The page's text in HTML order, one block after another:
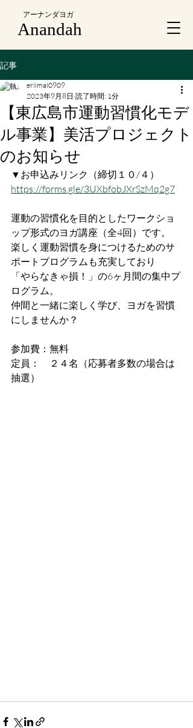
Anandah
アーナンダヨガ
記事
【東広島市運動習慣化モデ
ル事業】美活プロジェクト
のお知らせ
eriimai0909
2023年9月8日 読了時間: 1分
▼お申込みリンク（締切１０/４）
https://forms.gle/3UXbfobJXrSzMq2g7
運動の習慣化を目的としたワークショ
ップ形式のヨガ講座（全4回）です。
楽しく運動習慣を身につけるためのサ
ポートプログラムも充実しており
「やらなきゃ損！」の6ヶ月間の集中プ
ログラム。
仲間と一緒に楽しく学び、ヨガを習慣
にしませんか？
参加費：無料
定員：　２４名（応募者多数の場合は
抽選）